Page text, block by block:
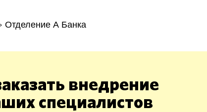
Отделение А Банка
внедрение
специалистов